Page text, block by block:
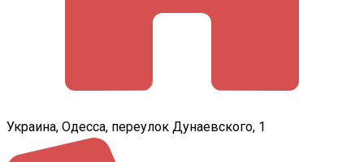
Украина, Одесса, переулок Дунаевского, 1